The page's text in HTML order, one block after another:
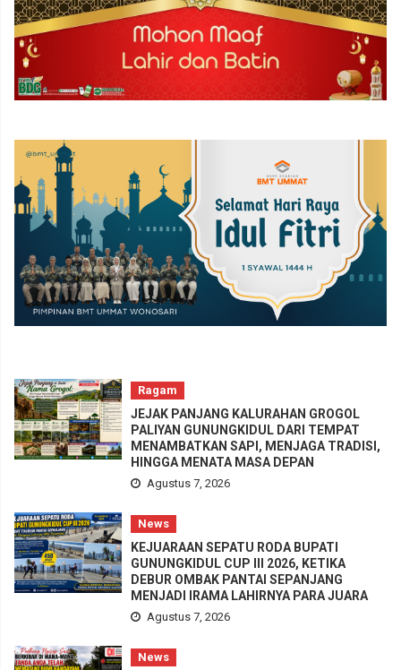
Ragam
JEJAK PANJANG KALURAHAN GROGOL
PALIYAN GUNUNGKIDUL DARI TEMPAT
MENAMBATKAN SAPI, MENJAGA TRADISI,
HINGGA MENATA MASA DEPAN
Agustus 7, 2026
News
KEJUARAAN SEPATU RODA BUPATI
GUNUNGKIDUL CUP III 2026, KETIKA
DEBUR OMBAK PANTAI SEPANJANG
MENJADI IRAMA LAHIRNYA PARA JUARA
Agustus 7, 2026
News